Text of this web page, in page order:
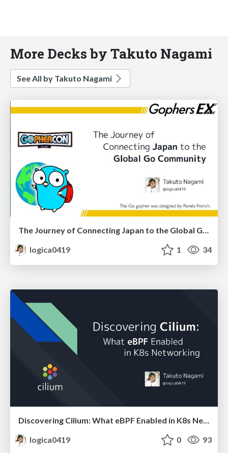
More Decks by Takuto Nagami
See All by Takuto Nagami
The Journey of Connecting Japan to the Global Go Community
logica0419
1 34
logica0419
0 93